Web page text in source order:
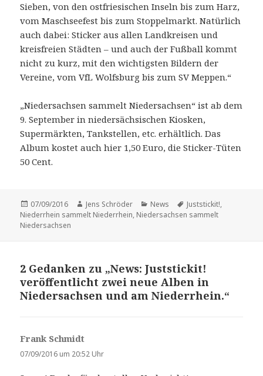
Sieben, von den ostfriesischen Inseln bis zum Harz,
vom Maschseefest bis zum Stoppelmarkt. Natürlich
auch dabei: Sticker aus allen Landkreisen und
kreisfreien Städten – und auch der Fußball kommt
nicht zu kurz, mit den wichtigsten Bildern der
Vereine, vom VfL Wolfsburg bis zum SV Meppen.“
„Niedersachsen sammelt Niedersachsen“ ist ab dem
9. September in niedersächsischen Kiosken,
Supermärkten, Tankstellen, etc. erhältlich. Das
Album kostet auch hier 1,50 Euro, die Sticker-Tüten
50 Cent.
Veröffentlicht
am
07/09/2016 Autor
Jens Schröder Kategorien
News Schlagwörter
Juststickit!,
Niederrhein sammelt Niederrhein, Niedersachsen sammelt
Niedersachsen
2 Gedanken zu „News: Juststickit!
veröffentlicht zwei neue Alben in
Niedersachsen und am Niederrhein.“
Frank Schmidt
a
07/09/2016 um 20:52 Uhr